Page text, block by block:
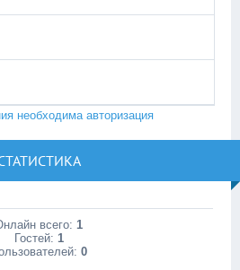
необходима авторизация
всего: 1
Гостей: 1
0